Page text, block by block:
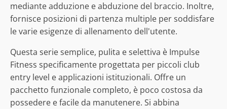
mediante adduzione e abduzione del braccio. Inoltre,
fornisce posizioni di partenza multiple per soddisfare
le varie esigenze di allenamento dell'utente.
Questa serie semplice, pulita e selettiva è Impulse
Fitness specificamente progettata per piccoli club
entry level e applicazioni istituzionali. Offre un
pacchetto funzionale completo, è poco costosa da
possedere e facile da manutenere. Si abbina